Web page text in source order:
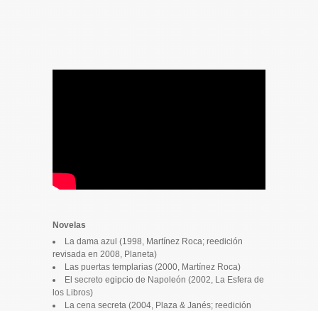
Novelas
La dama azul (1998, Martínez Roca; reedición
revisada en 2008, Planeta)
Las puertas templarias (2000, Martínez Roca)
El secreto egipcio de Napoleón (2002, La Esfera de
los Libros)
La cena secreta (2004, Plaza & Janés; reedición